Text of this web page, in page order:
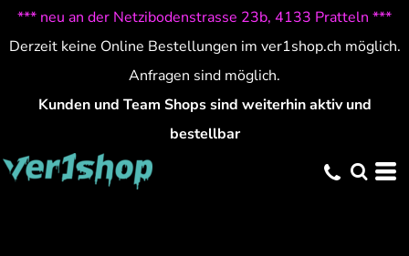
*** neu an der Netzibodenstrasse 23b, 4133 Pratteln ***
Derzeit keine Online Bestellungen im ver1shop.ch möglich.
Anfragen sind möglich.
Kunden und Team Shops sind weiterhin aktiv und
bestellbar